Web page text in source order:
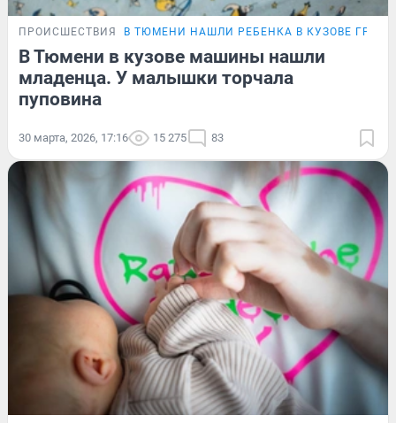
ПРОИСШЕСТВИЯ В ТЮМЕНИ НАШЛИ РЕБЕНКА В КУЗОВЕ
В Тюмени в кузове машины нашли
младенца. У малышки торчала
пуповина
30 марта, 2026, 17:16 15 275 83